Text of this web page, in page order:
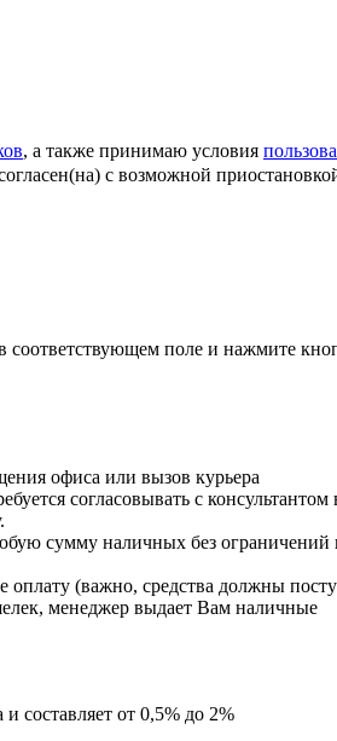
, а также принимаю условия
с возможной
соответствующем поле и нажмите
офиса или вызов курьера
согласовывать с консультантом
сумму наличных без
(важно, средства должны
менеджер выдает Вам наличные
составляет от 0,5% до 2%